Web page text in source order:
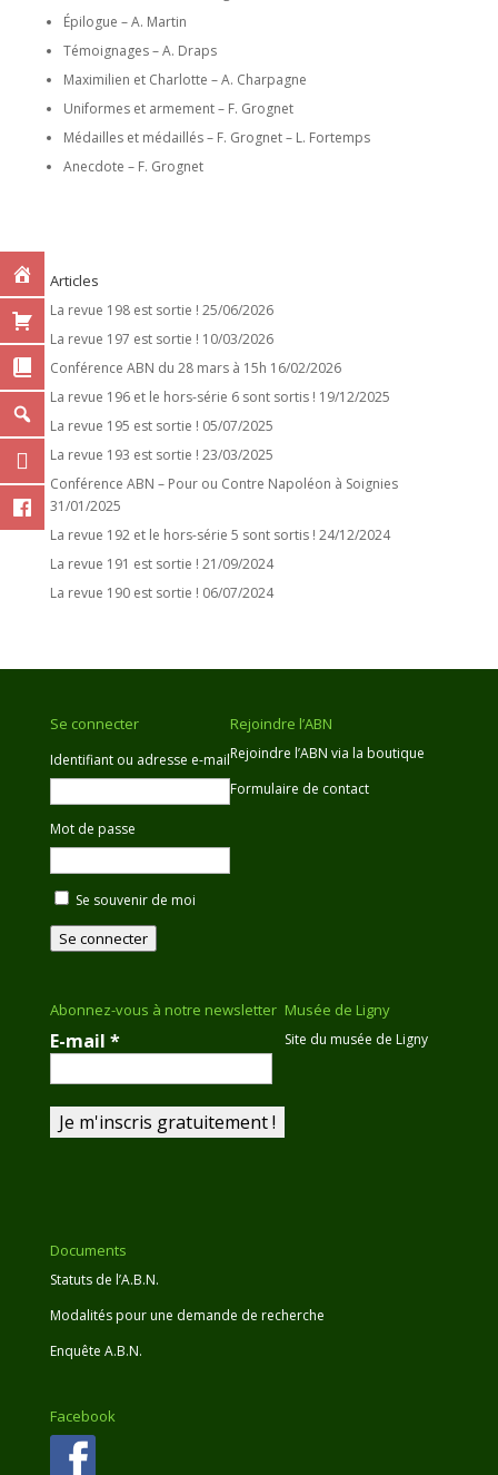
Épilogue – A. Martin
Témoignages – A. Draps
Maximilien et Charlotte – A. Charpagne
Uniformes et armement – F. Grognet
Médailles et médaillés – F. Grognet – L. Fortemps
Anecdote – F. Grognet
Articles
La revue 198 est sortie ! 25/06/2026
La revue 197 est sortie ! 10/03/2026
Conférence ABN du 28 mars à 15h 16/02/2026
La revue 196 et le hors-série 6 sont sortis ! 19/12/2025
La revue 195 est sortie ! 05/07/2025
La revue 193 est sortie ! 23/03/2025
Conférence ABN – Pour ou Contre Napoléon à Soignies
31/01/2025
La revue 192 et le hors-série 5 sont sortis ! 24/12/2024
La revue 191 est sortie ! 21/09/2024
La revue 190 est sortie ! 06/07/2024
Se connecter
Identifiant ou adresse e-mail
Mot de passe
Se souvenir de moi
Se connecter
Rejoindre l’ABN
Rejoindre l’ABN via la boutique
Formulaire de contact
Abonnez-vous à notre newsletter
E-mail *
Musée de Ligny
Site du musée de Ligny
Documents
Statuts de l’A.B.N.
Modalités pour une demande de recherche
Enquête A.B.N.
Facebook